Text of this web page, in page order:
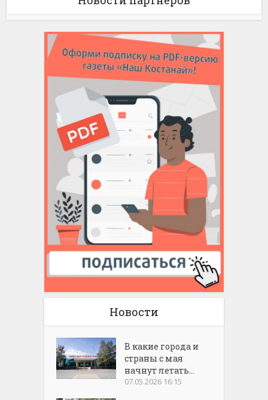
Новости
В какие города и
страны с мая
начнут летать...
07.05.2026 16:15